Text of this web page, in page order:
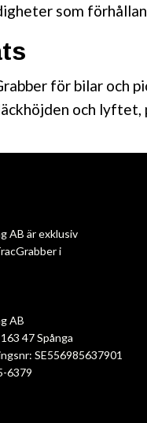
som
för bilar och
och lyftet,
AB är exklusiv
i
AB
47 Spånga
SE556985637901
6379